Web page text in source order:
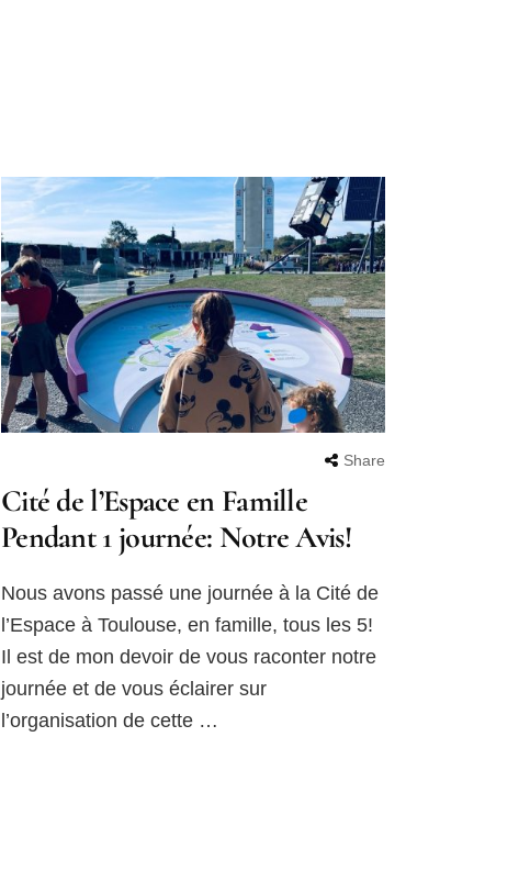
Share
Cité de l’Espace en Famille
Pendant 1 journée: Notre Avis!
Nous avons passé une journée à la Cité de
l’Espace à Toulouse, en famille, tous les 5!
Il est de mon devoir de vous raconter notre
journée et de vous éclairer sur
l’organisation de cette …